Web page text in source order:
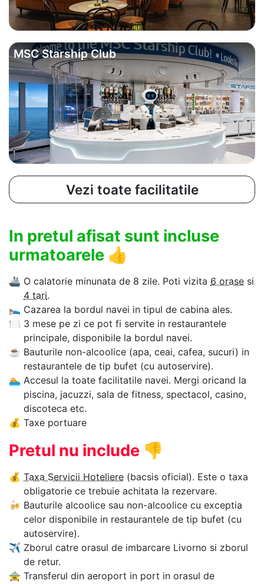
MSC Starship Club
Vezi toate facilitatile
In pretul afisat sunt incluse
urmatoarele 👍
🚢 O calatorie minunata de 8 zile. Poti vizita 6 orase si
4 tari.
🛌 Cazarea la bordul navei in tipul de cabina ales.
🍽 3 mese pe zi ce pot fi servite in restaurantele
principale, disponibile la bordul navei.
☕ Bauturile non-alcoolice (apa, ceai, cafea, sucuri) in
restaurantele de tip bufet (cu autoservire).
🏊‍ Accesul la toate facilitatile navei. Mergi oricand la
piscina, jacuzzi, sala de fitness, spectacol, casino,
discoteca etc.
💰 Taxe portuare
Pretul nu include 👎
💰 Taxa Servicii Hoteliere (bacsis oficial). Este o taxa
obligatorie ce trebuie achitata la rezervare.
🍻 Bauturile alcoolice sau non-alcoolice cu exceptia
celor disponibile in restaurantele de tip bufet (cu
autoservire).
✈ Zborul catre orasul de imbarcare Livorno si zborul
de retur.
🚖 Transferul din aeroport in port in orasul de